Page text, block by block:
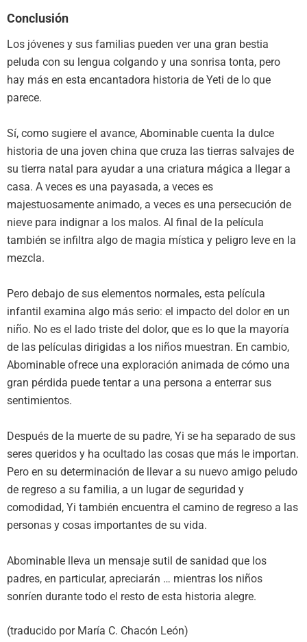
Conclusión
Los jóvenes y sus familias pueden ver una gran bestia
peluda con su lengua colgando y una sonrisa tonta, pero
hay más en esta encantadora historia de Yeti de lo que
parece.
Sí, como sugiere el avance, Abominable cuenta la dulce
historia de una joven china que cruza las tierras salvajes de
su tierra natal para ayudar a una criatura mágica a llegar a
casa. A veces es una payasada, a veces es
majestuosamente animado, a veces es una persecución de
nieve para indignar a los malos. Al final de la película
también se infiltra algo de magia mística y peligro leve en la
mezcla.
Pero debajo de sus elementos normales, esta película
infantil examina algo más serio: el impacto del dolor en un
niño. No es el lado triste del dolor, que es lo que la mayoría
de las películas dirigidas a los niños muestran. En cambio,
Abominable ofrece una exploración animada de cómo una
gran pérdida puede tentar a una persona a enterrar sus
sentimientos.
Después de la muerte de su padre, Yi se ha separado de sus
seres queridos y ha ocultado las cosas que más le importan.
Pero en su determinación de llevar a su nuevo amigo peludo
de regreso a su familia, a un lugar de seguridad y
comodidad, Yi también encuentra el camino de regreso a las
personas y cosas importantes de su vida.
Abominable lleva un mensaje sutil de sanidad que los
padres, en particular, apreciarán … mientras los niños
sonríen durante todo el resto de esta historia alegre.
(traducido por María C. Chacón León)